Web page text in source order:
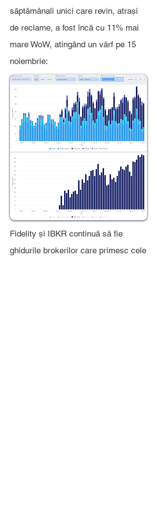
săptămânali unici care revin, atrași
de reclame, a fost încă cu 11% mai
mare WoW, atingând un vârf pe 15
noiembrie:
Fidelity și IBKR continuă să fie
ghidurile brokerilor care primesc cele